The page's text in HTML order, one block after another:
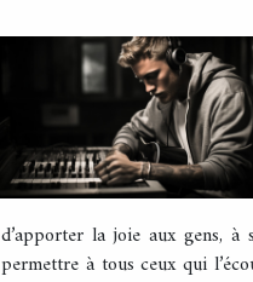
d’apporter la joie aux gens, à
permettre à tous ceux qui